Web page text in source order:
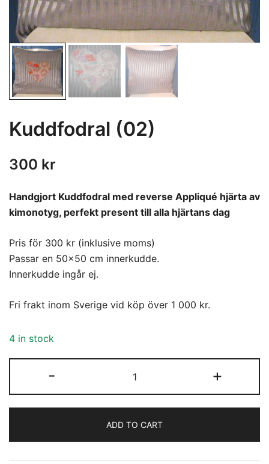
Kuddfodral (02)
300 kr
Handgjort Kuddfodral med reverse Appliqué hjärta av
kimonotyg, perfekt present till alla hjärtans dag
Pris för 300 kr (inklusive moms)
Passar en 50×50 cm innerkudde.
Innerkudde ingår ej.
Fri frakt inom Sverige vid köp över 1 000 kr.
4 in stock
-
(02)
quantity
+
ADD TO CART